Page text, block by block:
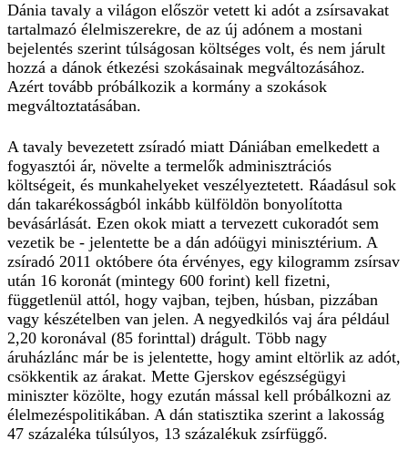
Dánia tavaly a világon először vetett ki adót a zsírsavakat
tartalmazó élelmiszerekre, de az új adónem a mostani
bejelentés szerint túlságosan költséges volt, és nem járult
hozzá a dánok étkezési szokásainak megváltozásához.
Azért tovább próbálkozik a kormány a szokások
megváltoztatásában.
A tavaly bevezetett zsíradó miatt Dániában emelkedett a
fogyasztói ár, növelte a termelők adminisztrációs
költségeit, és munkahelyeket veszélyeztetett. Ráadásul sok
dán takarékosságból inkább külföldön bonyolította
bevásárlását. Ezen okok miatt a tervezett cukoradót sem
vezetik be - jelentette be a dán adóügyi minisztérium. A
zsíradó 2011 októbere óta érvényes, egy kilogramm zsírsav
után 16 koronát (mintegy 600 forint) kell fizetni,
függetlenül attól, hogy vajban, tejben, húsban, pizzában
vagy készételben van jelen. A negyedkilós vaj ára például
2,20 koronával (85 forinttal) drágult. Több nagy
áruházlánc már be is jelentette, hogy amint eltörlik az adót,
csökkentik az árakat. Mette Gjerskov egészségügyi
miniszter közölte, hogy ezután mással kell próbálkozni az
élelmezéspolitikában. A dán statisztika szerint a lakosság
47 százaléka túlsúlyos, 13 százalékuk zsírfüggő.